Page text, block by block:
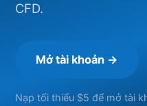
CFD.
Mở tài khoản →
Nạp tối thiểu $5 để mở tài